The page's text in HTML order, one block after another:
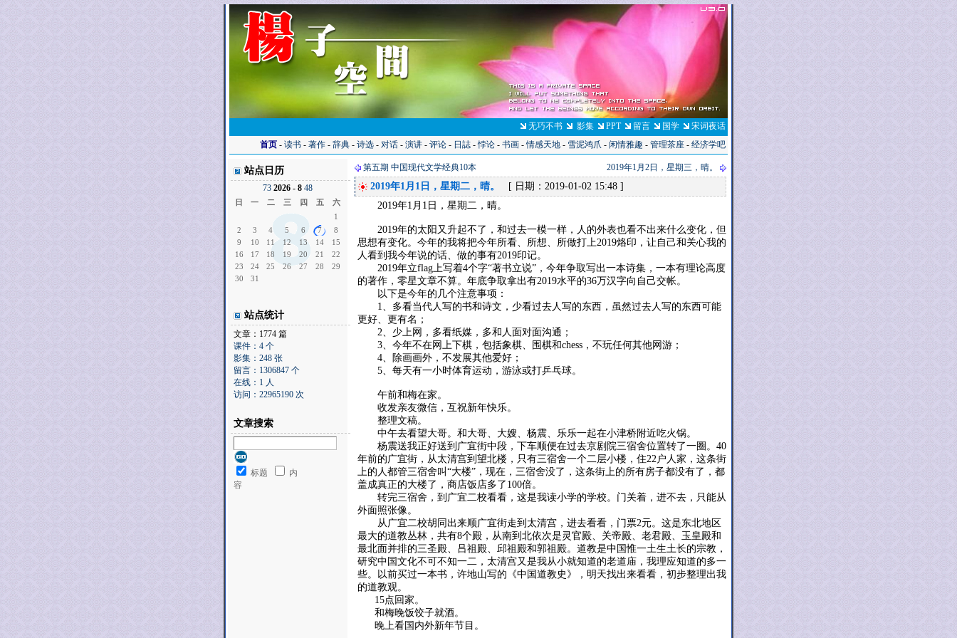
无巧不书 影集 PPT 留言 国学
宋词夜话
首页 - 读书 - 著作 - 辞典 - 诗选 - 对话 - 演讲 - 评论 - 日誌 -悖论 - 书画 -情感天地 - 雪泥鸿爪 - 闲情雅趣 - 管理茶座 - 经济学吧
站点日历
73 2026 - 8 48
日 一 二 三 四 五
六
1
2
3 4 5 6 7
8
9
10 11 12 13 14
15
16
17 18 19 20 21
22
23
24 25 26 27 28
29
30
31
站点统计
文章：1774 篇
课件：4 个
影集：248 张
留言：1306847 个
在线：1 人
访问：22965190 次
文章搜索
标题
内
容
第五期 中国现代文学经典10本 2019年1月2日，星期三，晴。
2019年1月1日，星期二，晴。
[ 日期：2019-01-02 15:48 ]
2019年1月1日，星期二，晴。
2019年的太阳又升起不了，和过去一模一样，人的外表也看不出来什么变化，但
思想有变化。今年的我将把今年所看、所想、所做打上2019烙印，让自己和关心我的
人看到我今年说的话、做的事有2019印记。
2019年立flag上写着4个字“著书立说”，今年争取写出一本诗集，一本有理论高度
的著作，零星文章不算。年底争取拿出有2019水平的36万汉字向自己交帐。
以下是今年的几个注意事项：
1、多看当代人写的书和诗文，少看过去人写的东西，虽然过去人写的东西可能
更好、更有名；
2、少上网，多看纸媒，多和人面对面沟通；
3、今年不在网上下棋，包括象棋、围棋和chess，不玩任何其他网游；
4、除画画外，不发展其他爱好；
5、每天有一小时体育运动，游泳或打乒乓球。
午前和梅在家。
收发亲友微信，互祝新年快乐。
整理文稿。
中午去看望大哥。和大哥、大嫂、杨震、乐乐一起在小津桥附近吃火锅。
杨震送我正好送到广宜街中段，下车顺便在过去京剧院三宿舍位置转了一圈。40
年前的广宜街，从太清宫到望北楼，只有三宿舍一个二层小楼，住22户人家，这条街
上的人都管三宿舍叫“大楼”，现在，三宿舍没了，这条街上的所有房子都没有了，都
盖成真正的大楼了，商店饭店多了100倍。
转完三宿舍，到广宜二校看看，这是我读小学的学校。门关着，进不去，只能从
外面照张像。
从广宜二校胡同出来顺广宜街走到太清宫，进去看看，门票2元。这是东北地区
最大的道教丛林，共有8个殿，从南到北依次是灵官殿、关帝殿、老君殿、玉皇殿和
最北面并排的三圣殿、吕祖殿、邱祖殿和郭祖殿。道教是中国惟一土生土长的宗教，
研究中国文化不可不知一二，太清宫又是我从小就知道的老道庙，我理应知道的多一
些。以前买过一本书，许地山写的《中国道教史》，明天找出来看看，初步整理出我
的道教观。
15点回家。
和梅晚饭饺子就酒。
晚上看国内外新年节目。